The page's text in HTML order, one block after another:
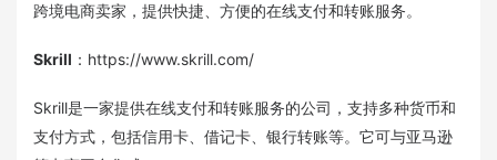
跨境电商卖家，提供快捷、方便的在线支付和转账服务。
Skrill ：https://www.skrill.com/
Skrill是一家提供在线支付和转账服务的公司，支持多种货币和
支付方式，包括信用卡、借记卡、银行转账等。它可与亚马逊